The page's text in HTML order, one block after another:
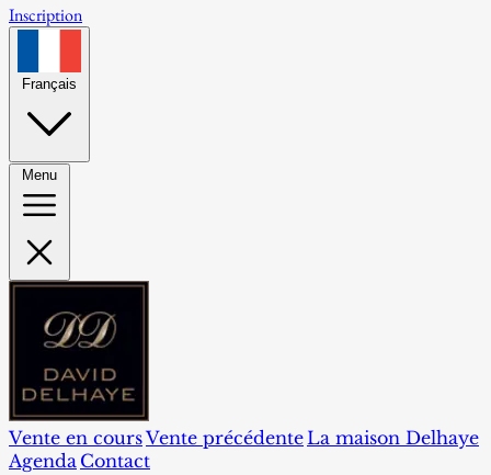
Inscription
Français
Menu
Vente en coursVente précédente La maison Delhaye
Agenda Contact